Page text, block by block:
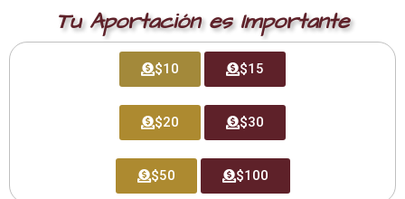
Los campos obligatorios están marcados con*
Tu Aportación es Importante
$10 $15
$20 $30
$50 $100